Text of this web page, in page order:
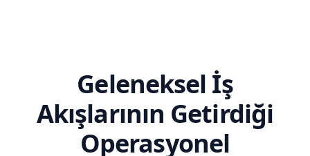
Geleneksel İş
Akışlarının Getirdiği
Operasyonel